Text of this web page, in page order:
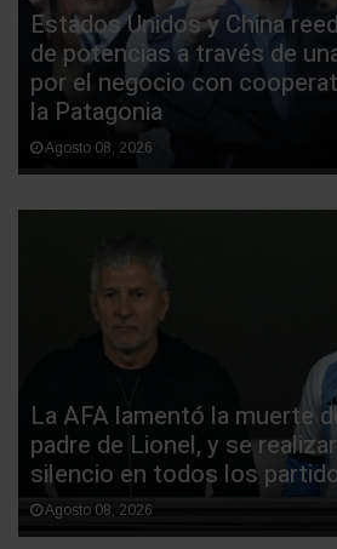
Estados Unidos y China
de potencias a través de
por el negocio con
la Patagonia
Agosto 08, 2026
La AFA lamentó la muerte
padre de Lionel, y se
silencio en todos los
Agosto 08, 2026